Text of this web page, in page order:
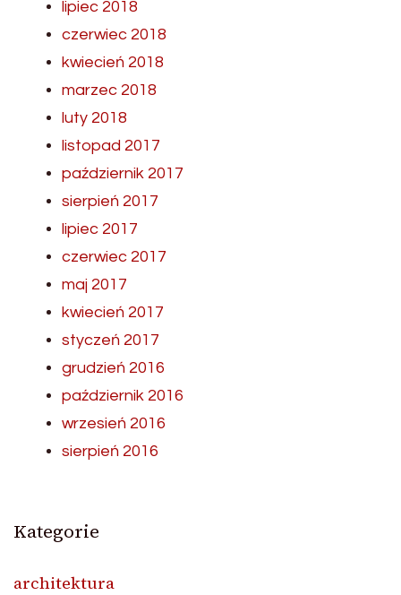
lipiec 2018
czerwiec 2018
kwiecień 2018
marzec 2018
luty 2018
listopad 2017
październik 2017
sierpień 2017
lipiec 2017
czerwiec 2017
maj 2017
kwiecień 2017
styczeń 2017
grudzień 2016
październik 2016
wrzesień 2016
sierpień 2016
Kategorie
architektura